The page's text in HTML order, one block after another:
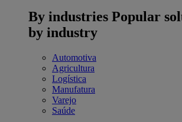
By industries Popular
by industry
Automotiva
Agricultura
Logística
Manufatura
Varejo
Saúde